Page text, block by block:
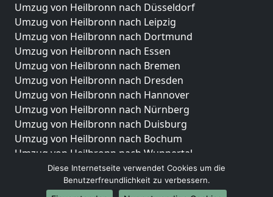
Umzug von Heilbronn nach Düsseldorf
Umzug von Heilbronn nach Leipzig
Umzug von Heilbronn nach Dortmund
Umzug von Heilbronn nach Essen
Umzug von Heilbronn nach Bremen
Umzug von Heilbronn nach Dresden
Umzug von Heilbronn nach Hannover
Umzug von Heilbronn nach Nürnberg
Umzug von Heilbronn nach Duisburg
Umzug von Heilbronn nach Bochum
Umzug von Heilbronn nach Wuppertal
Umzug von Heilbronn nach Bielefeld
Umzug von Heilbronn nach Bonn
Diese Internetseite verwendet Cookies um die
Benutzerfreundlichkeit zu verbessern.